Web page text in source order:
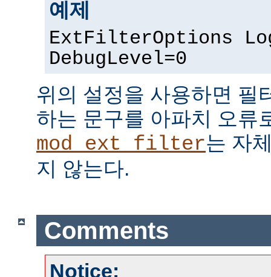
예제
ExtFilterOptions
DebugLevel=0
위의 설정을 사용하면 필
하는 문구를 아파치 오류
mod_ext_filter는 자
지 않는다.
Comments
Notice: